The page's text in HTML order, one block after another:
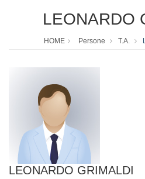
LEONARDO
HOME Persone T.A.
LEONARDO GRIMALDI